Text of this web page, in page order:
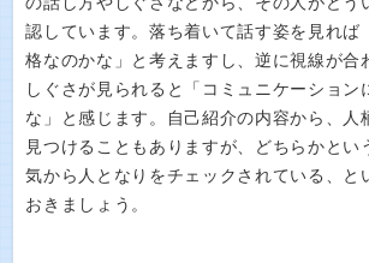
認しています。落ち着いて話す姿を見れば
格なのかな」と考えますし、逆に視線が合
しぐさが見られると「コミュニケーション
な」と感じます。自己紹介の内容から、人
見つけることもありますが、どちらかとい
気から人となりをチェックされている、と
おきましょう。